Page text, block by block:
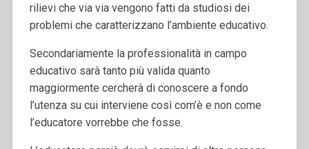
rilievi che via via vengono fatti da studiosi dei
problemi che caratterizzano l’ambiente educativo.
Secondariamente la professionalità in campo
educativo sarà tanto più valida quanto
maggiormente cercherà di conoscere a fondo
l’utenza su cui interviene così com’è e non come
l’educatore vorrebbe che fosse.